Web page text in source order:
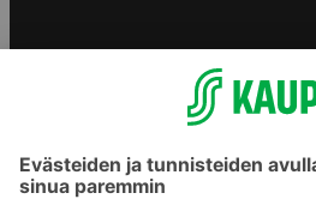
S-ryhmän palvelut
Asiakasomistajuus